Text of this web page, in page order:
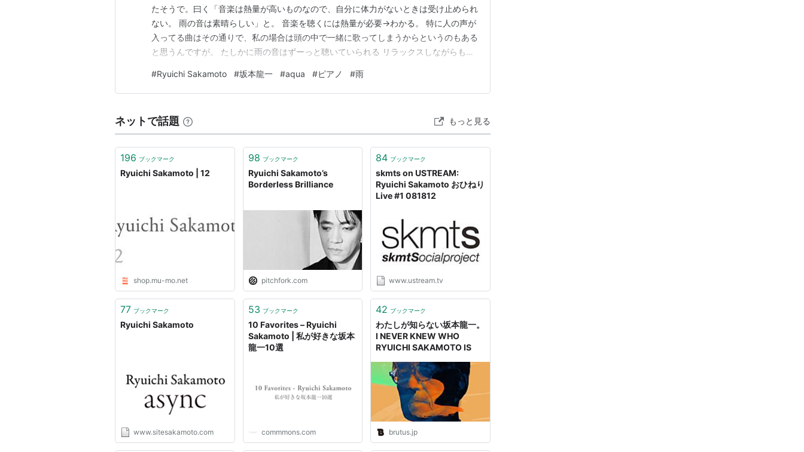
たそうで。曰く「音楽は熱量が高いものなので、自分に体力がないときは受け止められ
ない。 雨の音は素晴らしい」と。 音楽を聴くには熱量が必要→わかる。 特に人の声が
入ってる曲はその通りで、私の場合は頭の中で一緒に歌ってしまうからというのもある
と思うんですが。 たしかに雨の音はずーっと聴いていられる リラックスしながらも集
きていなかったのだけど、最近よく鑑賞するようになりました。クラシックのコンサー
トとかピアノリサイタルに行くようにもなったりし…
#Ryuichi Sakamoto #坂本龍一 #aqua #ピアノ #雨
ネットで話題 もっと見る
196 ブックマーク
Ryuichi Sakamoto | 12
shop.mu-mo.net
98 ブックマーク
Ryuichi Sakamoto’s
Borderless Brilliance
pitchfork.com
84 ブックマーク
skmts on USTREAM:
Ryuichi Sakamoto おひねり
Live #1 081812
www.ustream.tv
77 ブックマーク
Ryuichi Sakamoto
www.sitesakamoto.com
53 ブックマーク
10 Favorites – Ryuichi
Sakamoto | 私が好きな坂本
龍一10選
commmons.com
42 ブックマーク
わたしが知らない坂本龍一。
I NEVER KNEW WHO
RYUICHI SAKAMOTO IS
brutus.jp